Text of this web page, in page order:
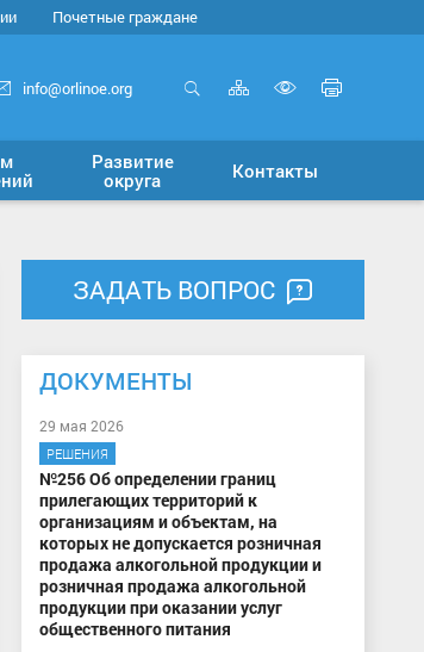
Почетные граждане
info@orlinoe.org Карта
сайта
версию
для
Развитие
округа
Контакты
ЗАДАТЬ ВОПРОС
ДОКУМЕНТЫ
29 мая 2026
РЕШЕНИЯ
№256 Об определении границ
прилегающих территорий к
организациям и объектам, на
которых не допускается розничная
продажа алкогольной продукции и
розничная продажа алкогольной
продукции при оказании услуг
общественного питания